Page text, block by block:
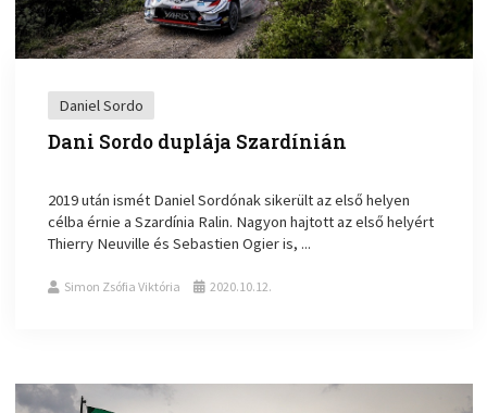
Daniel Sordo
Dani Sordo duplája Szardínián
2019 után ismét Daniel Sordónak sikerült az első helyen
célba érnie a Szardínia Ralin. Nagyon hajtott az első helyért
Thierry Neuville és Sebastien Ogier is, ...
Simon Zsófia Viktória 2020.10.12.